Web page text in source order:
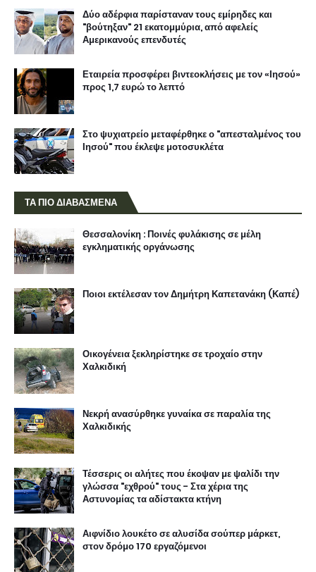
Δύο αδέρφια παρίσταναν τους εμίρηδες και
"βούτηξαν" 21 εκατομμύρια, από αφελείς
Αμερικανούς επενδυτές
Εταιρεία προσφέρει βιντεοκλήσεις με τον «Ιησού»
προς 1,7 ευρώ το λεπτό
Στο ψυχιατρείο μεταφέρθηκε ο "απεσταλμένος του
Ιησού" που έκλεψε μοτοσυκλέτα
ΤΑ ΠΙΟ ΔΙΑΒΑΣΜΕΝΑ
Θεσσαλονίκη : Ποινές φυλάκισης σε μέλη
εγκληματικής οργάνωσης
Ποιοι εκτέλεσαν τον Δημήτρη Καπετανάκη (Καπέ)
Οικογένεια ξεκληρίστηκε σε τροχαίο στην
Χαλκιδική
Νεκρή ανασύρθηκε γυναίκα σε παραλία της
Χαλκιδικής
Τέσσερις οι αλήτες που έκοψαν με ψαλίδι την
γλώσσα "εχθρού" τους - Στα χέρια της
Αστυνομίας τα αδίστακτα κτήνη
Αιφνίδιο λουκέτο σε αλυσίδα σούπερ μάρκετ,
στον δρόμο 170 εργαζόμενοι